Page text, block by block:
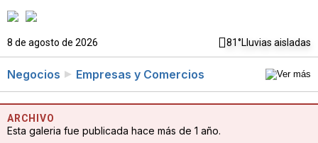
8 de agosto de 2026 81°Lluvias aisladas
Negocios Empresas y Comercios
ARCHIVO
Esta galeria fue publicada hace más de 1 año.